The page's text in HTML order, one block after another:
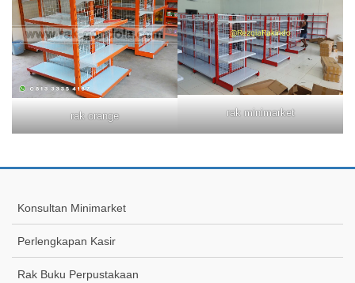
rak orange rak minimarket
Konsultan Minimarket
Perlengkapan Kasir
Rak Buku Perpustakaan